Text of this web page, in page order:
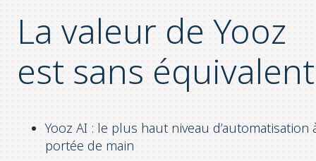
La valeur de Yooz
est sans équivalent
Yooz AI : le plus haut niveau d’automatisation
portée de main